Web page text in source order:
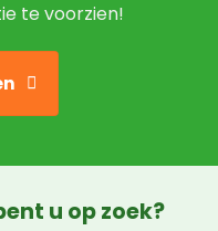
te voorzien!
u op zoek?